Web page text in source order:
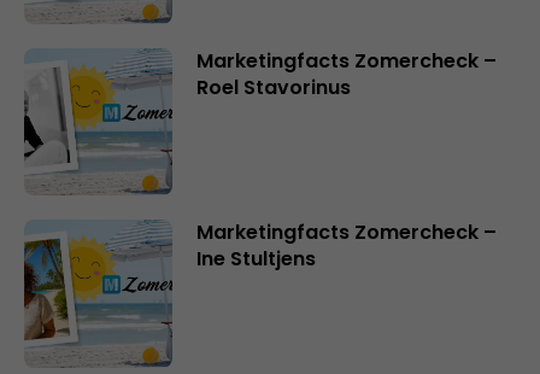
Marketingfacts Zomercheck –
Roel Stavorinus
Marketingfacts Zomercheck –
Ine Stultjens